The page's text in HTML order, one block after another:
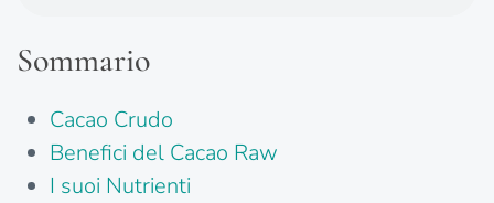
Sommario
Cacao Crudo
Benefici del Cacao Raw
I suoi Nutrienti